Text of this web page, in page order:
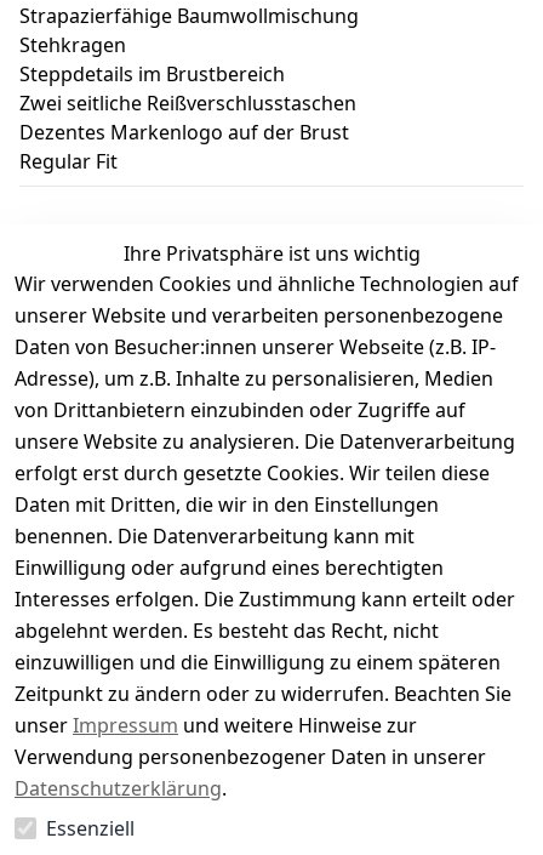
Strapazierfähige Baumwollmischung
Stehkragen
Steppdetails im Brustbereich
Zwei seitliche Reißverschlusstaschen
Dezentes Markenlogo auf der Brust
Regular Fit
Kundenbewertungen
Durchschnittliche Bewertung
0
Basierend auf 0 Bewertung(en)
Bewertung abgeben
5
( 0 )
4
( 0 )
3
( 0 )
2
( 0 )
1
( 0 )
Es hat noch niemand eine Bewertung für diesen
Artikel abgegeben
Ihre Privatsphäre ist uns wichtig
Wir verwenden Cookies und ähnliche Technologien auf
unserer Website und verarbeiten personenbezogene
Daten von Besucher:innen unserer Webseite (z.B. IP-
Adresse), um z.B. Inhalte zu personalisieren, Medien
von Drittanbietern einzubinden oder Zugriffe auf
unsere Website zu analysieren. Die Datenverarbeitung
erfolgt erst durch gesetzte Cookies. Wir teilen diese
Daten mit Dritten, die wir in den Einstellungen
benennen. Die Datenverarbeitung kann mit
Einwilligung oder aufgrund eines berechtigten
Interesses erfolgen. Die Zustimmung kann erteilt oder
abgelehnt werden. Es besteht das Recht, nicht
einzuwilligen und die Einwilligung zu einem späteren
Zeitpunkt zu ändern oder zu widerrufen. Beachten Sie
unserImpressum und weitere Hinweise zur
Verwendung personenbezogener Daten in unserer
Datenschutzerklärung.
Essenziell